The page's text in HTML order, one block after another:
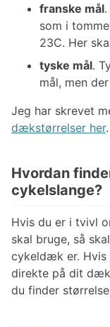
franske mål
som i
23C. Her
tyske mål.
mål, men
Jeg har skrevet
dækstørrelser her.
Hvordan
cykelslange?
Hvis du er i tvivl
skal bruge, så
cykeldæk er.
direkte på dit
du finder